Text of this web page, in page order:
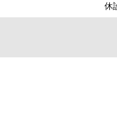
休